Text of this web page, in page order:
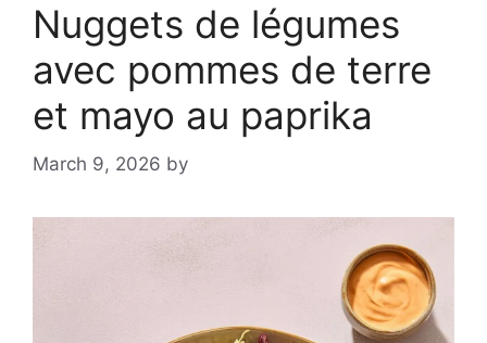
Nuggets de légumes
avec pommes de terre
et mayo au paprika
March 9, 2026 by